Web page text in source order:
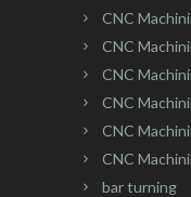
CNC
CNC
CNC
CNC
CNC
CNC
bar turning